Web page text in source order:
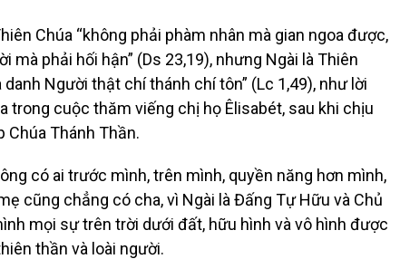
Chúa “không phải phàm nhân mà gian ngoa được,
mà phải hối hận” (Ds 23,19), nhưng Ngài là Thiên
Người thật chí thánh chí tôn” (Lc 1,49), như lời
trong cuộc thăm viếng chị họ Êlisabét, sau khi chịu
Chúa Thánh Thần.
có ai trước mình, trên mình, quyền năng hơn mình,
cũng chẳng có cha, vì Ngài là Đấng Tự Hữu và Chủ
mọi sự trên trời dưới đất, hữu hình và vô hình được
thần và loài người.